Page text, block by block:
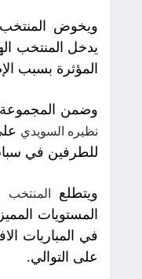
ويخوض المنتخب
يدخل المنتخب
المؤثرة بسبب
وضمن المجموعة
نظيره السويدي
للطرفين في سباق
ويتطلع المنتخب
المستويات
في المباريات
على التوالي.